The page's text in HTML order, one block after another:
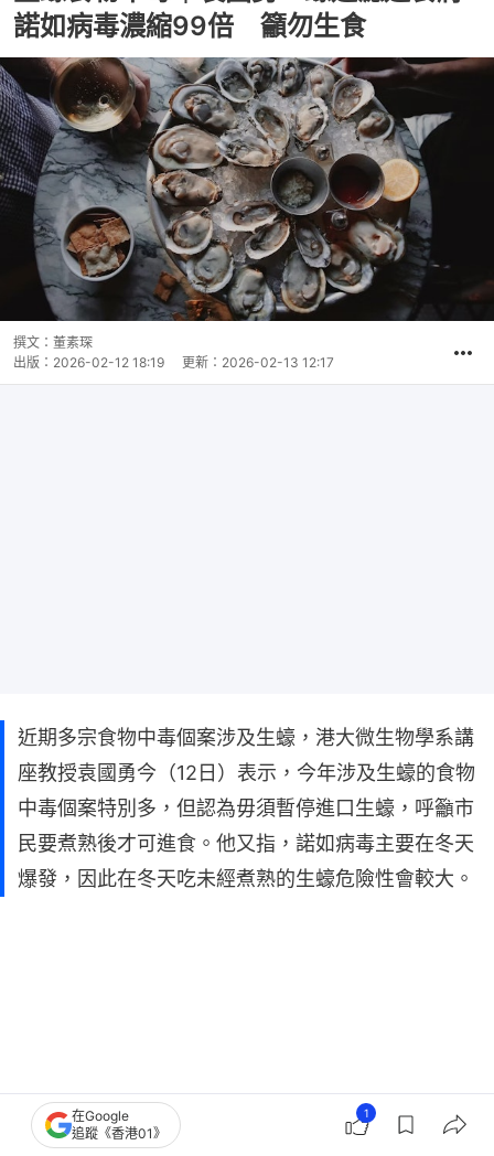
諾如病毒濃縮99倍 籲勿生食
撰文： 董素琛
出版： 2026-02-12 18:19 更新： 2026-02-13 12:17
近期多宗食物中毒個案涉及生蠔，港大微生物學系講
座教授袁國勇今（12日）表示，今年涉及生蠔的食物
中毒個案特別多，但認為毋須暫停進口生蠔，呼籲市
民要煮熟後才可進食。他又指，諾如病毒主要在冬天
爆發，因此在冬天吃未經煮熟的生蠔危險性會較大。
在Google
追蹤《香港01》
1